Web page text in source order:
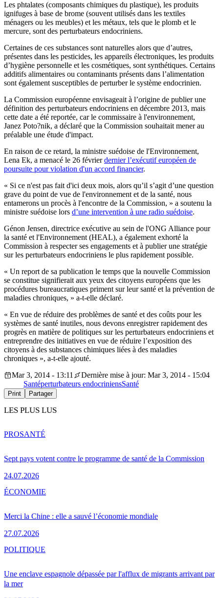
Les phtalates (composants chimiques du plastique), les produits
ignifuges à base de brome (souvent utilisés dans les textiles
ménagers ou les meubles) et les métaux, tels que le plomb et le
mercure, sont des perturbateurs endocriniens.
Certaines de ces substances sont naturelles alors que d’autres,
présentes dans les pesticides, les appareils électroniques, les produits
d’hygiène personnelle et les cosmétiques, sont synthétiques. Certains
additifs alimentaires ou contaminants présents dans l’alimentation
sont également susceptibles de perturber le système endocrinien.
La Commission européenne envisageait à l’origine de publier une
définition des perturbateurs endocriniens en décembre 2013, mais
cette date a été reportée, car le commissaire à l'environnement,
Janez Poto?nik, a déclaré que la Commission souhaitait mener au
préalable une étude d'impact.
En raison de ce retard, la ministre suédoise de l'Environnement,
Lena Ek, a menacé le 26 févrierdernier l’exécutif européen de
poursuite pour violation d'un accord financier.
« Si ce n'est pas fait d'ici deux mois, alors qu’il s’agit d’une question
grave du point de vue de l'environnement et de la santé, nous
entamerons un procès à l'encontre de la Commission, » a soutenu la
ministre suédoise lors d’une intervention à une radio suédoise.
Génon Jensen, directrice exécutive au sein de l'ONG Alliance pour
la santé et l'Environnement (HEAL), a également exhorté la
Commission à respecter ses engagements et à publier une stratégie
sur les perturbateurs endocriniens le plus rapidement possible.
« Un report de sa publication le temps que la nouvelle Commission
se constitue signifierait aux yeux des citoyens européens que les
procédures bureaucratiques priment sur leur santé et la prévention de
maladies chroniques, » a-t-elle déclaré.
« En vue de réduire des problèmes de santé et des coûts pour les
systèmes de santé inutiles, nous devons enregistrer rapidement des
progrès en matière de politiques sur les perturbateurs endocriniens et
entreprendre des initiatives en vue de réduire l’exposition des
citoyens à des substances chimiques liées à des maladies
chroniques », a-t-elle ajouté.
Mar 3, 2014 - 13:11
Dernière mise à jour: Mar 3, 2014 - 15:04
Santéperturbateurs endocriniensSanté
Print Partager
LES PLUS LUS
Sept pays votent contre le programme de santé de la Commission
24.07.2026
PROSANTÉ
Merci la Chine : elle a sauvé l’économie mondiale
27.07.2026
ÉCONOMIE
Une enclave espagnole dépassée par l'afflux de migrants arrivant par
la mer
POLITIQUE